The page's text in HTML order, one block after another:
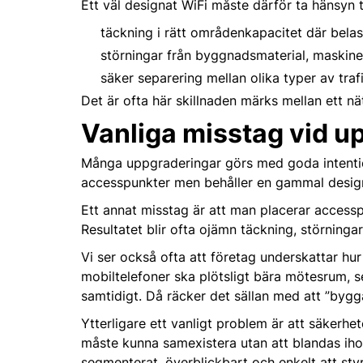
Ett väl designat WiFi måste därför ta
täckning i rätt områdenkapacitet där
störningar från byggnadsmaterial,
säker separering mellan olika typer av
Det är ofta här skillnaden märks mellan ett
Vanliga misstag vid
Många uppgraderingar görs med goda
accesspunkter men behåller en gammal
Ett annat misstag är att man placerar
Resultatet blir ofta ojämn täckning,
Vi ser också ofta att företag underskattar
mobiltelefoner ska plötsligt bära mötesrum,
samtidigt. Då räcker det sällan med att
Ytterligare ett vanligt problem är att
måste kunna samexistera utan att blandas